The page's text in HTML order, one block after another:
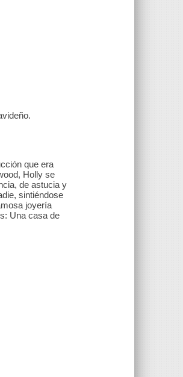
que era
Holly se
de astucia y
sintiéndose
joyería
Una casa de